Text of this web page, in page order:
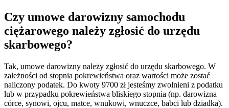
Czy umowe darowizny samochodu
ciężarowego należy zgłosić do urzędu
skarbowego?
Tak, umowe darowizny należy zgłosić do urzędu skarbowego. W
zależności od stopnia pokrewieństwa oraz wartości może zostać
naliczony podatek. Do kwoty 9700 zł jesteśmy zwolnieni z podatku
lub w przypadku pokrewieństwa bliskiego stopnia (np. darowizna
córce, synowi, ojcu, matce, wnukowi, wnuczce, babci lub dziadka).